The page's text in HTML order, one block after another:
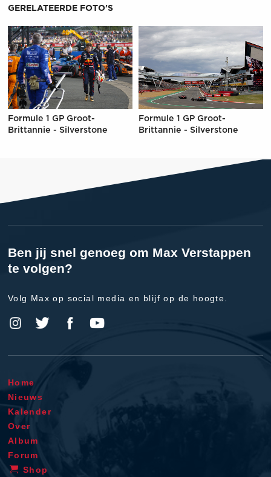
GERELATEERDE FOTO'S
Formule 1 GP Groot-
Brittannie - Silverstone
Formule 1 GP Groot-
Brittannie - Silverstone
Ben jij snel genoeg om Max Verstappen
te volgen?
Volg Max op social media en blijf op de hoogte.
Home
Nieuws
Kalender
Over
Album
Forum
Shop